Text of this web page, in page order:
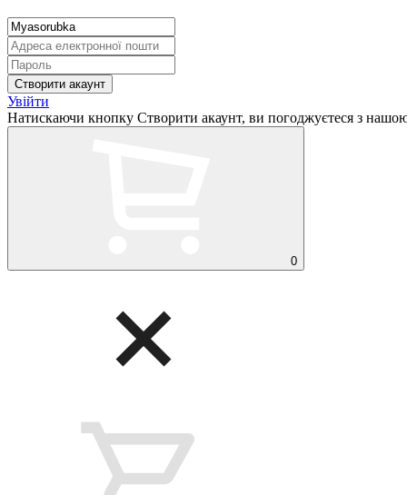
Увійти
Натискаючи кнопку Створити акаунт, ви погоджуєтеся з
0